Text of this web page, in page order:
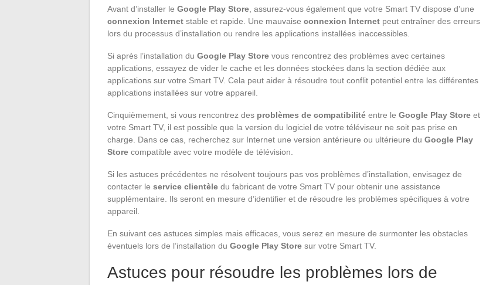
Avant d’installer le Google Play Store , assurez-vous également que votre Smart TV dispose d’une
connexion Internet stable et rapide. Une mauvaise connexion Internet peut entraîner des erreurs
lors du processus d’installation ou rendre les applications installées inaccessibles.
Si après l’installation du Google Play Store vous rencontrez des problèmes avec certaines
applications, essayez de vider le cache et les données stockées dans la section dédiée aux
applications sur votre Smart TV. Cela peut aider à résoudre tout conflit potentiel entre les différentes
applications installées sur votre appareil.
Cinquièmement, si vous rencontrez des problèmes de compatibilité entre le Google Play Store et
votre Smart TV, il est possible que la version du logiciel de votre téléviseur ne soit pas prise en
charge. Dans ce cas, recherchez sur Internet une version antérieure ou ultérieure du Google Play
Store compatible avec votre modèle de télévision.
Si les astuces précédentes ne résolvent toujours pas vos problèmes d’installation, envisagez de
contacter le service clientèle du fabricant de votre Smart TV pour obtenir une assistance
supplémentaire. Ils seront en mesure d’identifier et de résoudre les problèmes spécifiques à votre
appareil.
En suivant ces astuces simples mais efficaces, vous serez en mesure de surmonter les obstacles
éventuels lors de l’installation du Google Play Store sur votre Smart TV.
Astuces pour résoudre les problèmes lors de